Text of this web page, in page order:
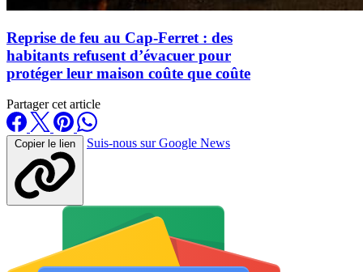
Reprise de feu au Cap-Ferret : des
habitants refusent d’évacuer pour
protéger leur maison coûte que coûte
Partager cet article
Copier le lien Suis-nous sur Google News